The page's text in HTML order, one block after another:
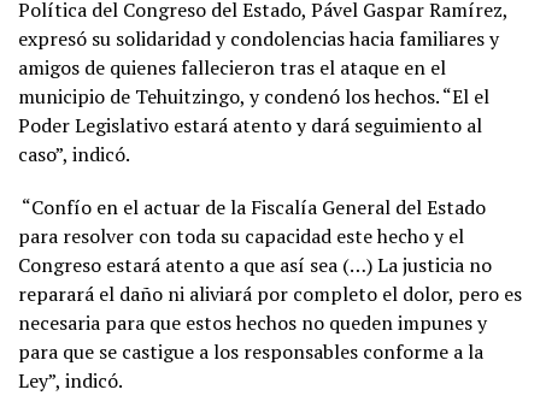
Política del Congreso del Estado, Pável Gaspar Ramírez,
expresó su solidaridad y condolencias hacia familiares y
amigos de quienes fallecieron tras el ataque en el
municipio de Tehuitzingo, y condenó los hechos. “El el
Poder Legislativo estará atento y dará seguimiento al
caso”, indicó.
“Confío en el actuar de la Fiscalía General del Estado
para resolver con toda su capacidad este hecho y el
Congreso estará atento a que así sea (…) La justicia no
reparará el daño ni aliviará por completo el dolor, pero es
necesaria para que estos hechos no queden impunes y
para que se castigue a los responsables conforme a la
Ley”, indicó.